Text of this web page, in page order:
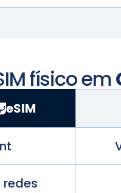
físico em
eSIM
redes